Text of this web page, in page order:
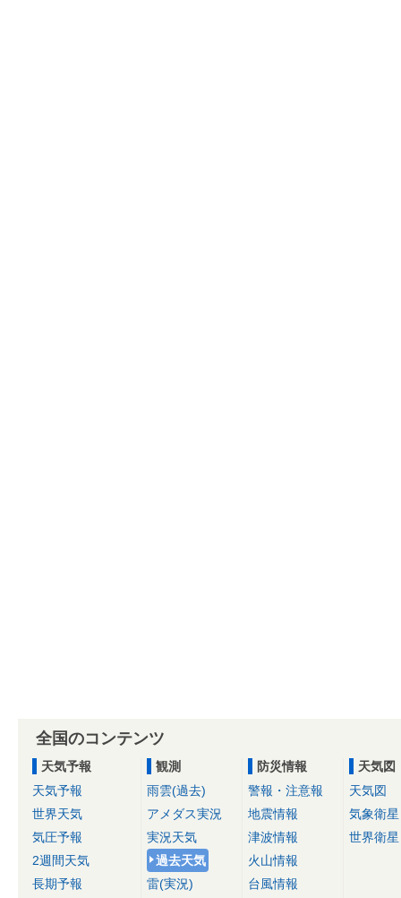
全国のコンテンツ
天気予報
天気予報
世界天気
気圧予報
2週間天気
長期予報
観測
雨雲(過去)
アメダス実況
実況天気
過去天気
雷(実況)
防災情報
警報・注意報
地震情報
津波情報
火山情報
台風情報
天気図
天気図
気象衛星
世界衛星